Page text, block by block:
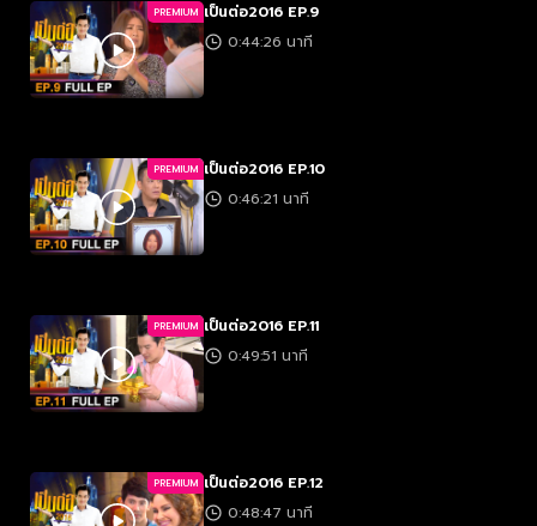
PREMIUM เป็นต่อ2016 EP.9
0:44:26 นาที
PREMIUM เป็นต่อ2016 EP.10
0:46:21 นาที
PREMIUM เป็นต่อ2016 EP.11
0:49:51 นาที
PREMIUM เป็นต่อ2016 EP.12
0:48:47 นาที